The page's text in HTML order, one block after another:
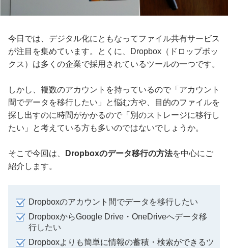
今日では、デジタル化にともなってファイル共有サービス
が注目を集めています。とくに、Dropbox（ドロップボッ
クス）は多くの企業で採用されているツールの一つです。
しかし、複数のアカウントを持っているので「アカウント
間でデータを移行したい」と悩む方や、目的のファイルを
探し出すのに時間がかかるので「別のストレージに移行し
たい」と考えている方も多いのではないでしょうか。
そこで今回は、 Dropboxのデータ移行の方法を中心にご
紹介します。
Dropboxのアカウント間でデータを移行したい
DropboxからGoogle Drive・OneDriveへデータ移
行したい
Dropboxよりも簡単に情報の蓄積・検索ができるツ